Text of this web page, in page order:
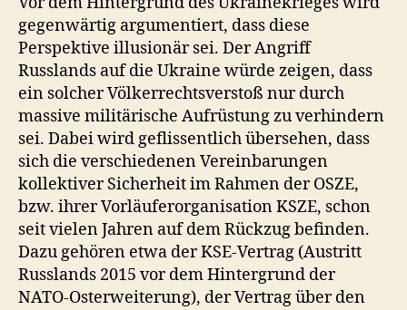
gegenwärtig argumentiert, dass diese
Perspektive illusionär sei. Der Angriff
Russlands auf die Ukraine würde zeigen, dass
ein solcher Völkerrechtsverstoß nur durch
massive militärische Aufrüstung zu verhindern
sei. Dabei wird geflissentlich übersehen, dass
sich die verschiedenen Vereinbarungen
kollektiver Sicherheit im Rahmen der OSZE,
bzw. ihrer Vorläuferorganisation KSZE, schon
seit vielen Jahren auf dem Rückzug befinden.
Dazu gehören etwa der KSE-Vertrag (Austritt
Russlands 2015 vor dem Hintergrund der
NATO-Osterweiterung), der Vertrag über den